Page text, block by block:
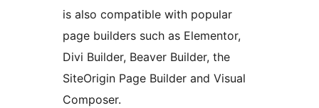
is also compatible with popular
page builders such as Elementor,
Divi Builder, Beaver Builder, the
SiteOrigin Page Builder and Visual
Composer.